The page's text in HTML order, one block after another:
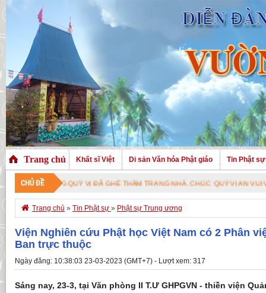
Trang chủ Khất sĩ Việt Di sản Văn hóa Phật giáo Tin Phật sự
CHỦ ĐỀ
VỊ ĐÃ GHÉ THĂM TRANG NHÀ. CHÚC QUÝ VỊ AN VUI VỚI PHÁP BẢO CAO
 Trang chủ » Tin Phật sự » Phật sự Trung ương
Viện Nghiên cứu Phật học Việt Nam có 2 Phân
Ban trực thuộc
Ngày đăng: 10:38:03 23-03-2023 (GMT+7) - Lượt xem: 317
Sáng nay, 23-3, tại Văn phòng II T.Ư GHPGVN - thiền viện